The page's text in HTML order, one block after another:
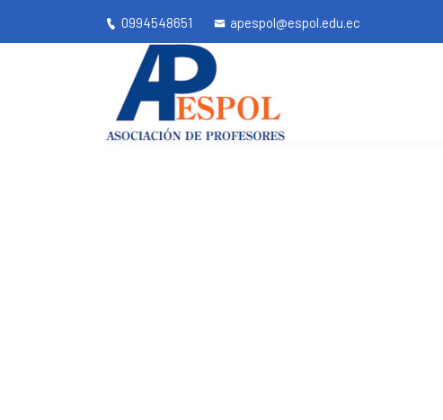
0994548651 apespol@espol.edu.ec